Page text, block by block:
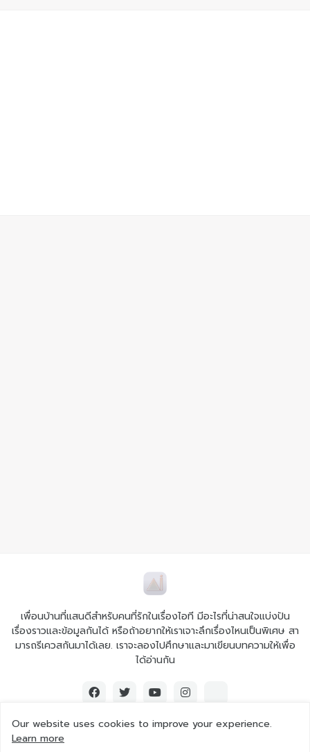
เพื่อนบ้านที่แสนดีสำหรับคนที่รักในเรื่องไอที มีอะไรที่น่าสนใจแบ่งปัน
เรื่องราวและข้อมูลกันได้ หรือถ้าอยากให้เราเจาะลึกเรื่องไหนเป็นพิเศษ สา
มารถรีเควสกันมาได้เลย. เราจะลองไปศึกษาและมาเขียนบทความให้เพื่อ
ได้อ่านกัน
Our website uses cookies to improve your experience.
Learn more